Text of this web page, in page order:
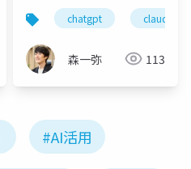
chatgpt claude
森一弥 113
#AI活用